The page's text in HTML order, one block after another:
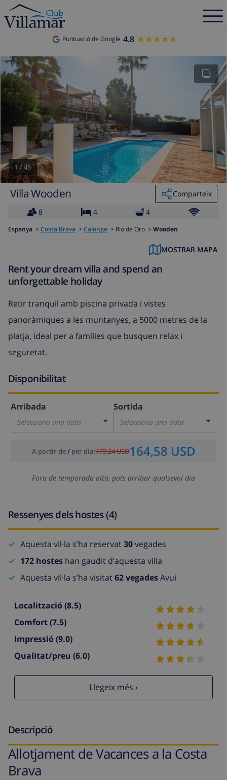
Puntuació de Google 4.8 ★★★★★
★★★★★
1 /45
Villa Wooden
Comparteix
8
4 4
Espanya > Costa Brava > Calonge > Rio de Oro > Wooden
MOSTRAR MAPA
Rent your dream villa and spend an
unforgettable holiday
Retir tranquil amb piscina privada i vistes
panoràmiques a les muntanyes, a 5000 metres de la
platja, ideal per a famílies que busquen relax i
seguretat.
Disponibilitat
Arribada
Selecciona una data
Sortida
Selecciona una data
A partir de/ per dia:173,24 USD164,58 USD
Fora de temporada alta, pots arribar qualsevol dia
Ressenyes dels hostes (4)
Aquesta vil·la s’ha reservat30vegades
172 hostes han gaudit d’aquesta villa
Aquesta vil·la s’ha visitat62 vegadesAvui
Localització (8.5)
Comfort(7.5)
Impressió (9.0)
Qualitat/preu (6.0)
Llegeix més ›
Descripció
Allotjament de Vacances a la Costa
Brava